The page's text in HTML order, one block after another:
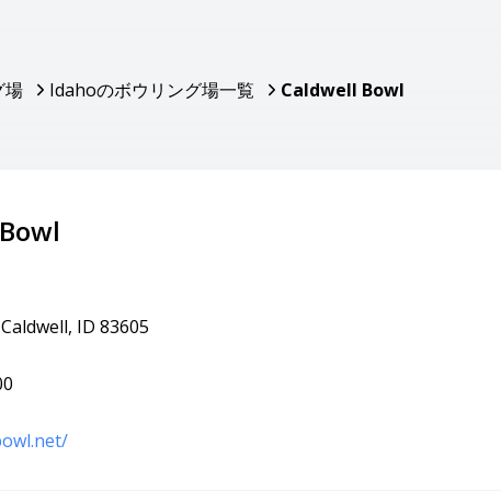
場 Idahoのボウリング場一覧 Caldwell Bowl
ID 83605